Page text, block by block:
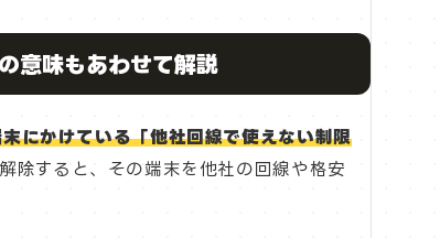
意味もあわせて解説
にかけている「他社回線で使えない制限
除すると、その端末を他社の回線や格安